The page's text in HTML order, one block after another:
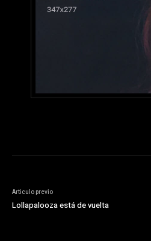
Articulo previo
Lollapalooza está de vuelta